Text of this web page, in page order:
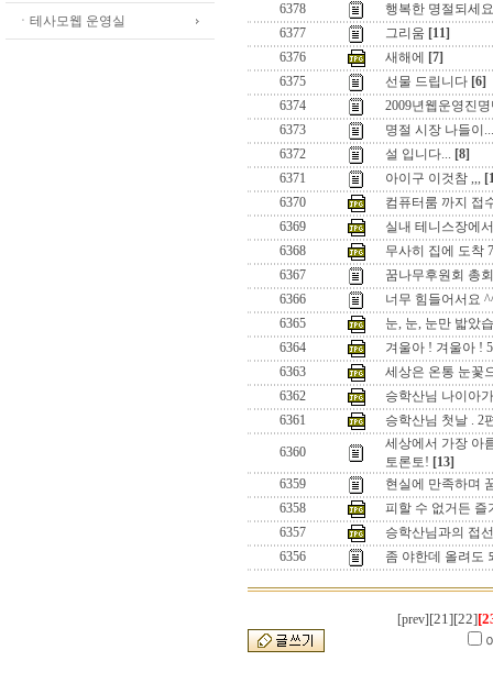
ㆍ테사모웹 운영실
6378
행복한 명절되세
6377
그리움 [11]
6376
새해에
[7]
6375
선물 드립니다 [6]
6374
2009년웹운영진
6373
명절 시장 나들이
6372
설 입니다... [8]
6371
아이구 이것참 ,,,
6370
컴퓨터룸 까지 접
6369
실내 테니스장에
6368
무사히 집에 도착
6367
꿈나무후원회 총
6366
너무 힘들어서요
6365
눈, 눈, 눈만 밟았
6364
겨울아 ! 겨울아 !
6363
세상은 온통 눈꽃
6362
승학산님 나이아
6361
승학산님 첫날 . 2
6360
세상에서 가장 아
토론토! [13]
6359
현실에 만족하며
6358
피할 수 없거든 즐
6357
승학산님과의 접
6356
좀 야한데 올려도
[prev] [21][22]